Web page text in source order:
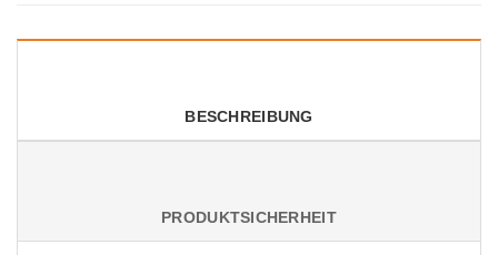
BESCHREIBUNG
PRODUKTSICHERHEIT